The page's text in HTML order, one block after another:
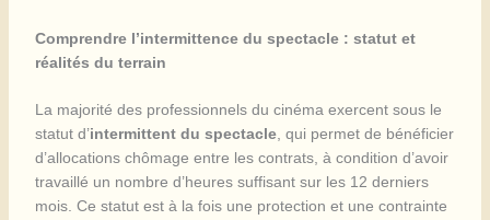
Comprendre l’intermittence du spectacle : statut et
réalités du terrain
La majorité des professionnels du cinéma exercent sous le
statut d’intermittent du spectacle, qui permet de bénéficier
d’allocations chômage entre les contrats, à condition d’avoir
travaillé un nombre d’heures suffisant sur les 12 derniers
mois. Ce statut est à la fois une protection et une contrainte